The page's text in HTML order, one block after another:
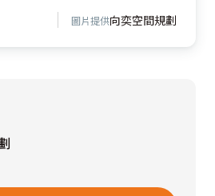
圖片提供向奕空間規劃